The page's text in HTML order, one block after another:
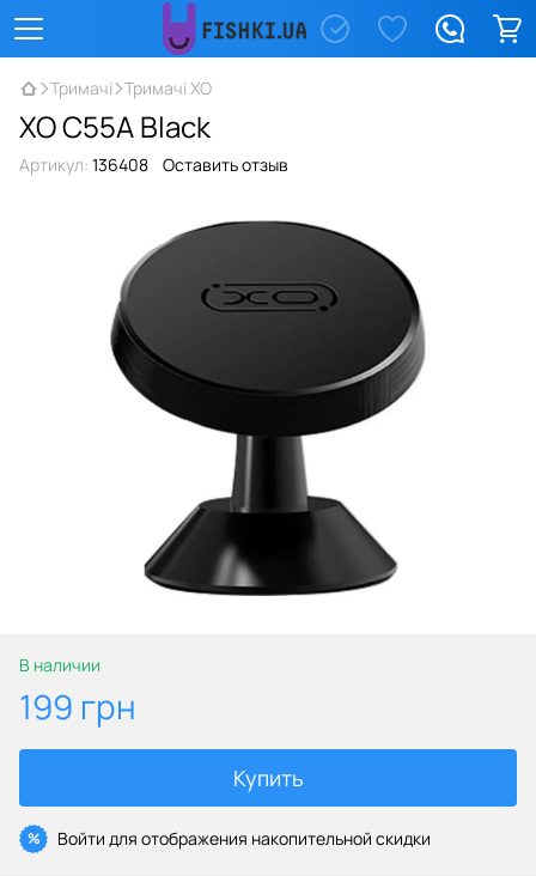
Тримачі Тримачі XO
XO C55A Black
Артикул: 136408 Оставить отзыв
В наличии
199 грн
Купить
% Войти для отображения накопительной скидки